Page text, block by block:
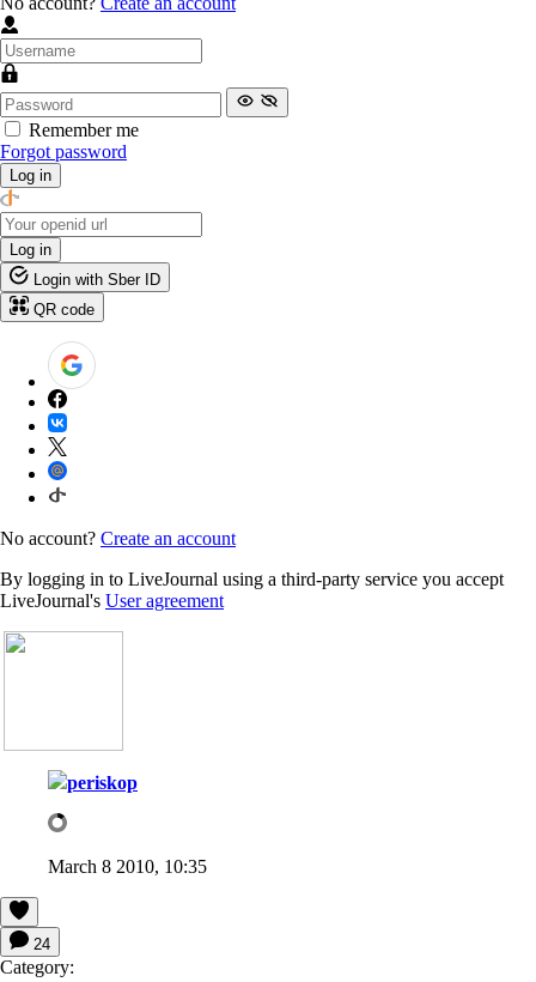
Remember me
Forgot password
Log in
Log in
Login with Sber ID
QR code
No account? Create an account
By logging in to LiveJournal using a third-party service you accept
LiveJournal's User agreement
periskop
March 8 2010, 10:35
24
Category: